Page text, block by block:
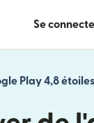
Se
Play 4,8 étoiles